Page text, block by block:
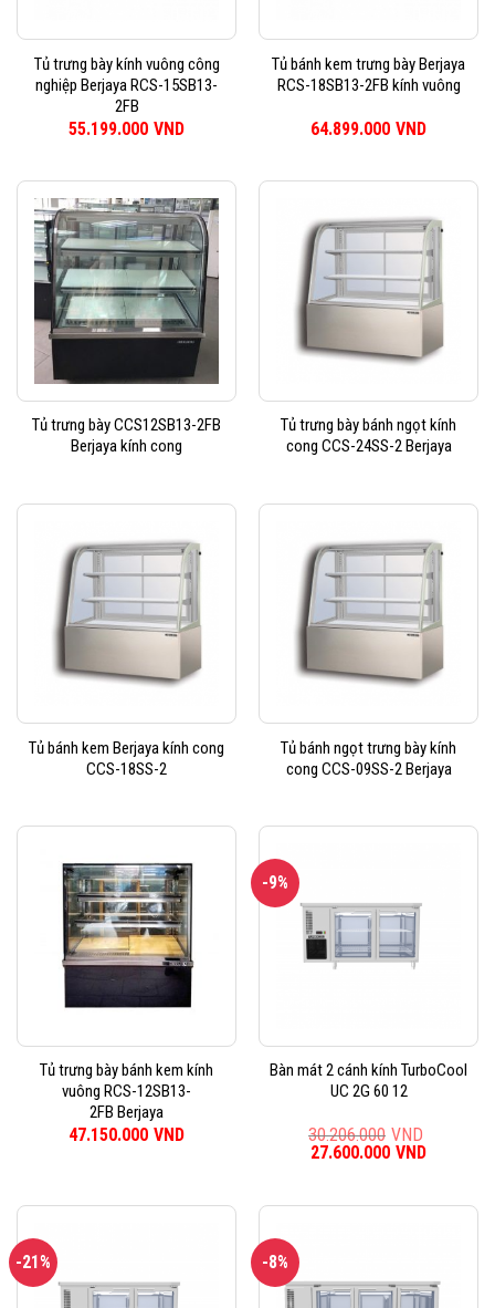
Tủ trưng bày kính vuông công
nghiệp Berjaya RCS-15SB13-
2FB
55.199.000 VND
Tủ bánh kem trưng bày Berjaya
RCS-18SB13-2FB kính vuông
64.899.000 VND
Tủ trưng bày CCS12SB13-2FB
Berjaya kính cong
Tủ trưng bày bánh ngọt kính
cong CCS-24SS-2 Berjaya
Tủ bánh kem Berjaya kính cong
CCS-18SS-2
Tủ bánh ngọt trưng bày kính
cong CCS-09SS-2 Berjaya
Tủ trưng bày bánh kem kính
vuông RCS-12SB13-
2FB Berjaya
47.150.000 VND
-9%
Bàn mát 2 cánh kính TurboCool
UC 2G 60 12
30.206.000 VND
Giá
30.206.000VND.
27.600.000 VND
là:
-21%
-8%